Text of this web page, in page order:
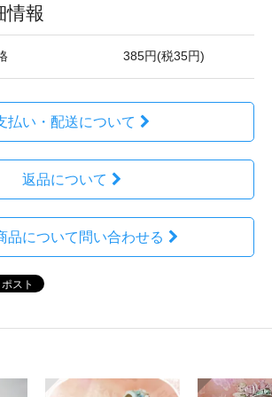
情報
385円(税35円)
払い・配送について
返品について
品について問い合わせる